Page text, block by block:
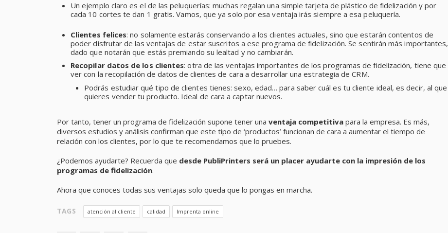
Un ejemplo claro es el de las peluquerías: muchas regalan una simple tarjeta de plástico de fidelización y por
cada 10 cortes te dan 1 gratis. Vamos, que ya solo por esa ventaja irás siempre a esa peluquería.
Clientes felices: no solamente estarás conservando a los clientes actuales, sino que estarán contentos de
poder disfrutar de las ventajas de estar suscritos a ese programa de fidelización. Se sentirán más importantes,
dado que notarán que estás premiando su lealtad y no cambiarán.
Recopilar datos de los clientes: otra de las ventajas importantes de los programas de fidelización, tiene que
ver con la recopilación de datos de clientes de cara a desarrollar una estrategia de CRM.
Podrás estudiar qué tipo de clientes tienes: sexo, edad… para saber cuál es tu cliente ideal, es decir, al que
quieres vender tu producto. Ideal de cara a captar nuevos.
Por tanto, tener un programa de fidelización supone tener una ventaja competitiva para la empresa. Es más,
diversos estudios y análisis confirman que este tipo de ‘productos’ funcionan de cara a aumentar el tiempo de
relación con los clientes, por lo que te recomendamos que lo pruebes.
¿Podemos ayudarte? Recuerda que desde PubliPrinters será un placer ayudarte con la impresión de los
programas de fidelización.
Ahora que conoces todas sus ventajas solo queda que lo pongas en marcha.
TAGS atención al cliente calidad Imprenta online